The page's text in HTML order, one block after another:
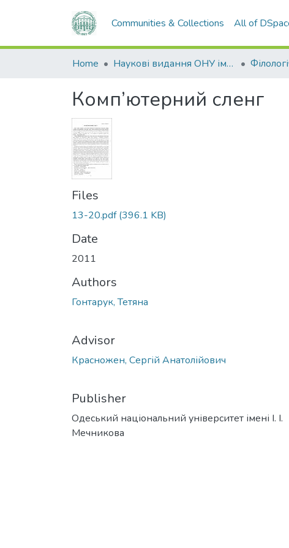
Communities & Collections All of
Home Наукові видання ОНУ імені І. І. Мечникова
Комп’ютерний сленг
Files
13-20.pdf(396.1 KB)
Date
2011
Authors
Гонтарук, Тетяна
Advisor
Красножен, Сергій Анатолійович
Publisher
Одеський національний університет імені І. І.
Мечникова